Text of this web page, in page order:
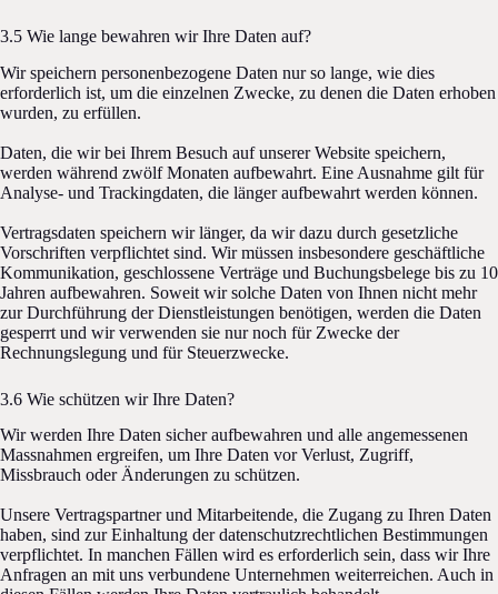
3.5 Wie lange bewahren wir Ihre Daten auf?
Wir speichern personenbezogene Daten nur so lange, wie dies
erforderlich ist, um die einzelnen Zwecke, zu denen die Daten erhoben
wurden, zu erfüllen.
Daten, die wir bei Ihrem Besuch auf unserer Website speichern,
werden während zwölf Monaten aufbewahrt. Eine Ausnahme gilt für
Analyse- und Trackingdaten, die länger aufbewahrt werden können.
Vertragsdaten speichern wir länger, da wir dazu durch gesetzliche
Vorschriften verpflichtet sind. Wir müssen insbesondere geschäftliche
Kommunikation, geschlossene Verträge und Buchungsbelege bis zu 10
Jahren aufbewahren. Soweit wir solche Daten von Ihnen nicht mehr
zur Durchführung der Dienstleistungen benötigen, werden die Daten
gesperrt und wir verwenden sie nur noch für Zwecke der
Rechnungslegung und für Steuerzwecke.
3.6 Wie schützen wir Ihre Daten?
Wir werden Ihre Daten sicher aufbewahren und alle angemessenen
Massnahmen ergreifen, um Ihre Daten vor Verlust, Zugriff,
Missbrauch oder Änderungen zu schützen.
Unsere Vertragspartner und Mitarbeitende, die Zugang zu Ihren Daten
haben, sind zur Einhaltung der datenschutzrechtlichen Bestimmungen
verpflichtet. In manchen Fällen wird es erforderlich sein, dass wir Ihre
Anfragen an mit uns verbundene Unternehmen weiterreichen. Auch in